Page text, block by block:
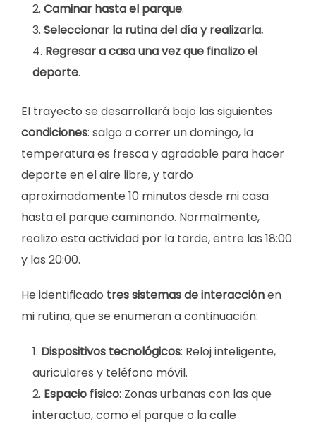
Caminar hasta el parque.
Seleccionar la rutina del día y realizarla.
Regresar a casa una vez que finalizo el
deporte.
El trayecto se desarrollará bajo las siguientes
condiciones: salgo a correr un domingo, la
temperatura es fresca y agradable para hacer
deporte en el aire libre, y tardo
aproximadamente 10 minutos desde mi casa
hasta el parque caminando. Normalmente,
realizo esta actividad por la tarde, entre las 18:00
y las 20:00.
He identificado tres sistemas de interacciónen
mi rutina, que se enumeran a continuación:
Dispositivos tecnológicos: Reloj inteligente,
auriculares y teléfono móvil.
Espacio físico: Zonas urbanas con las que
interactuo, como el parque o la calle